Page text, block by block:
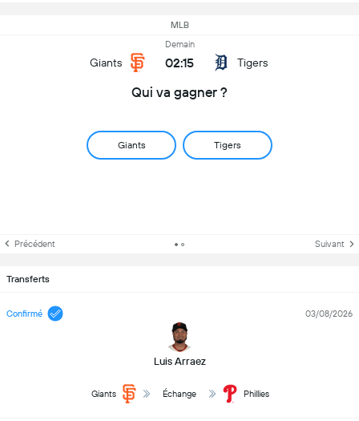
MLB
Giants
Demain
02:15 Tigers
Qui va gagner ?
Giants Tigers
Précédent Suivant
Transferts
Confirmé
Luis Arraez
03/08/2026
Giants Échange Phillies